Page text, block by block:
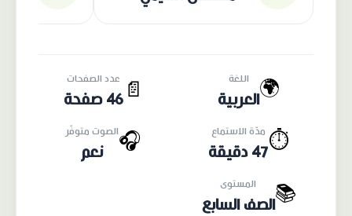
🌍 اللغة
العربية 📄
عدد الصفحات
46 صفحة
⏱️ مدّة الاستماع
47 دقيقة
🎧الصوت متوفّر
نعم
📚 المستوى
الصف السابع